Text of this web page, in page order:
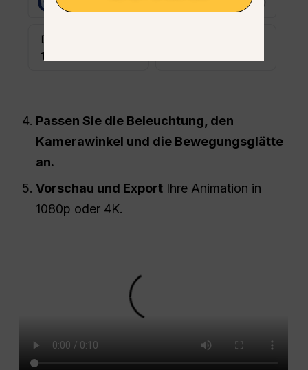
Passen Sie die Beleuchtung, den
Kamerawinkel und die Bewegungsglätte
an.
Vorschau und Export Ihre Animation in
1080p oder 4K.